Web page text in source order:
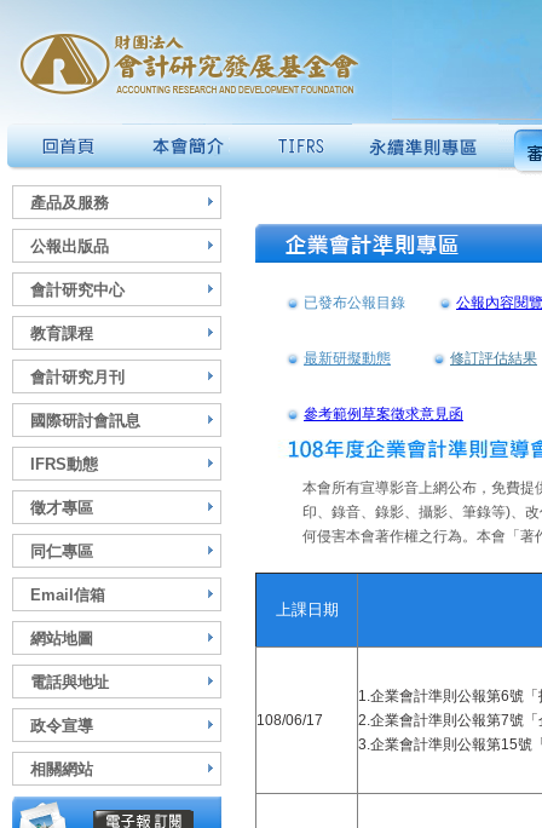
產品及服務
公報出版品
會計研究中心
教育課程
會計研究月刊
國際研討會訊息
IFRS動態
徵才專區
同仁專區
Email信箱
網站地圖
電話與地址
政令宣導
相關網站
已發布公報目錄 公報內容閱覽
最新研擬動態 修訂評估結果
參考範例草案徵求意見函
本會所有宣導影音上網公布，免費
印、錄音、錄影、攝影、筆錄等)、
何侵害本會著作權之行為。本會「
上課日期
108/06/17
1.企業會計準則公報第6號「
2.企業會計準則公報第7號「
3.企業會計準則公報第15號